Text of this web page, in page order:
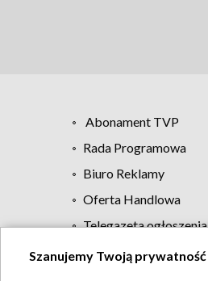
Abonament TVP
Rada Programowa
Biuro Reklamy
Oferta Handlowa
Telegazeta ogłoszenia
Szanujemy Twoją prywatność